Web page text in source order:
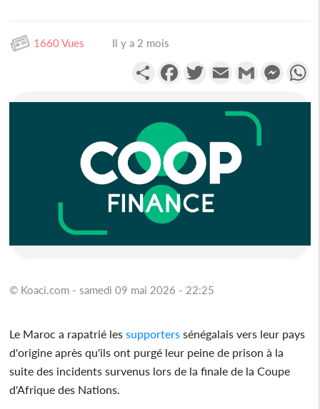
1660 Vues Il y a 2 mois
PartagerFacebookTwitterEmail Gmail
© Koaci.com - samedi 09 mai 2026 - 22:25
Le Maroc a rapatrié lessupporters sénégalais vers leur pays
d'origine après qu'ils ont purgé leur peine de prison à la
suite des incidents survenus lors de la finale de la Coupe
d'Afrique des Nations.